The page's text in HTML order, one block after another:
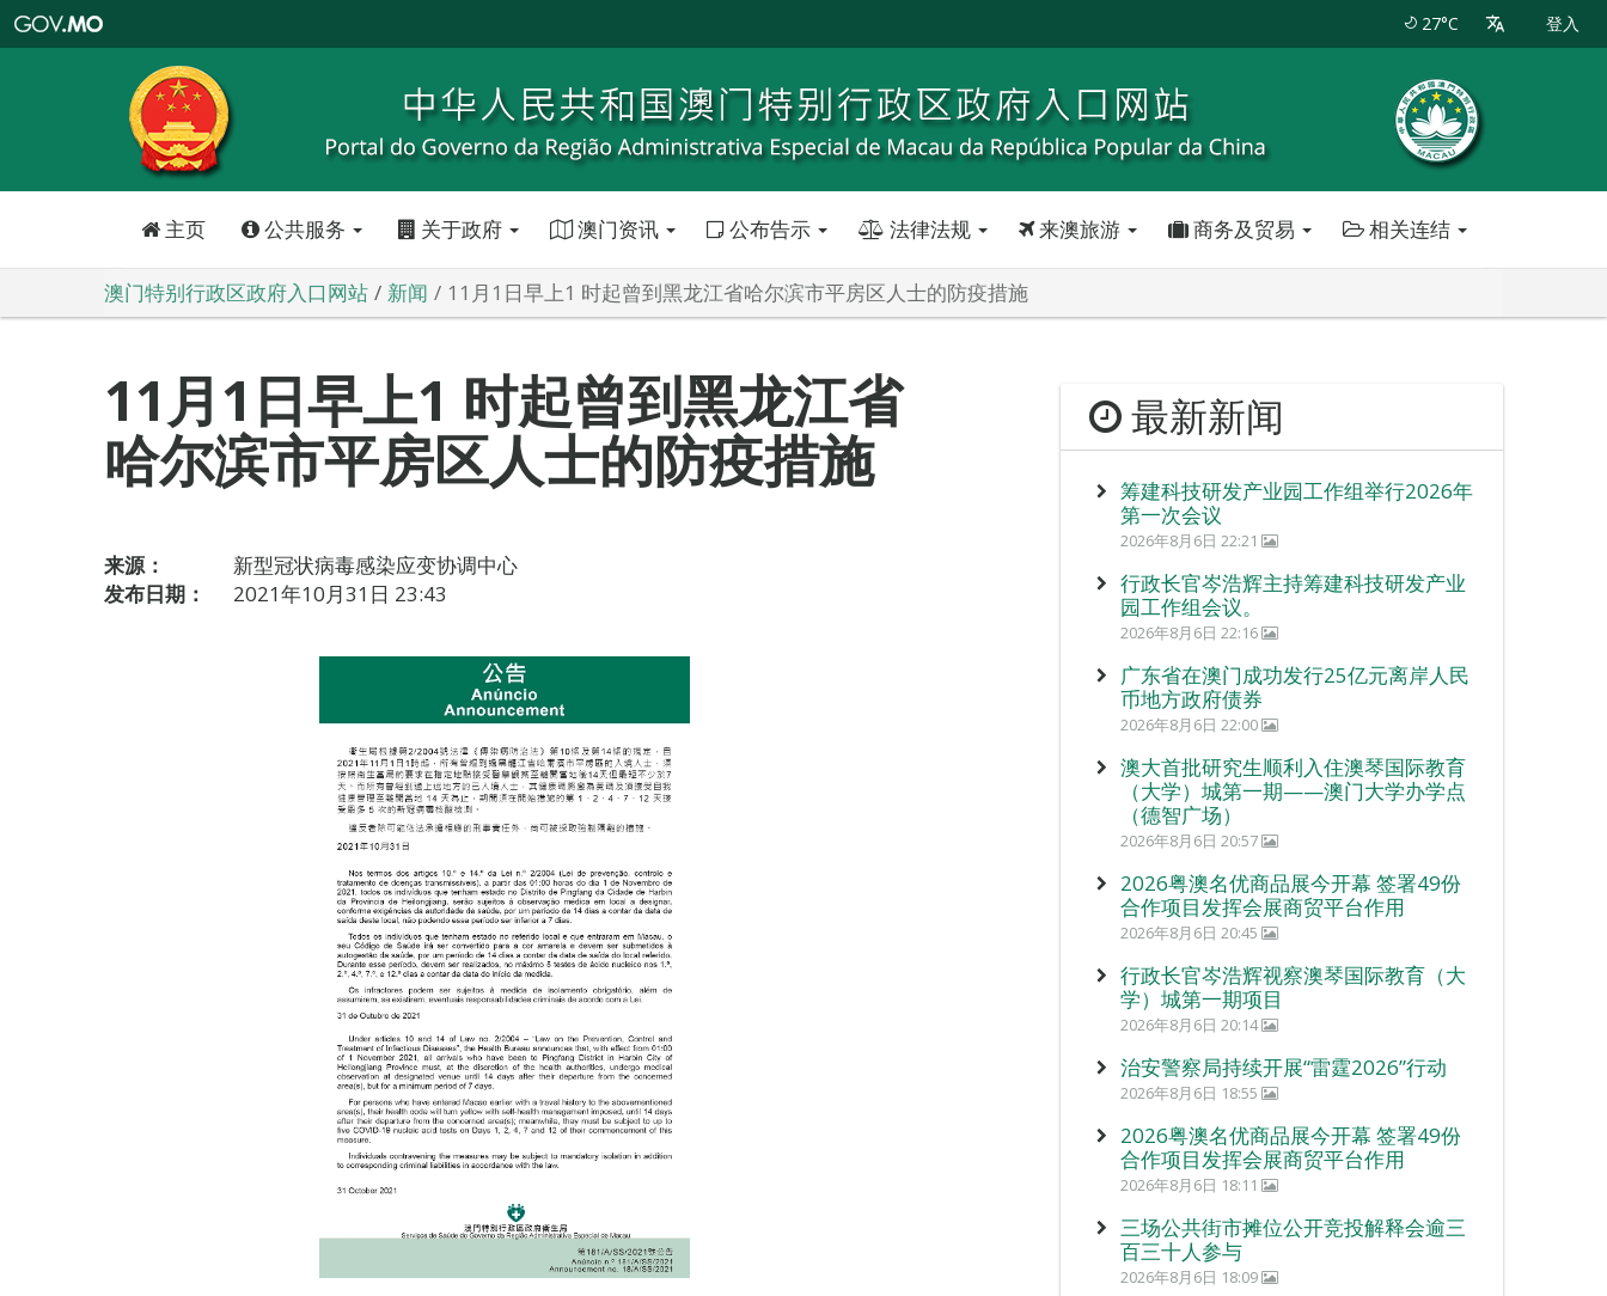
特
政
区
政
口
27°C 登入
主页 公共服务 关于政府 澳门资讯 公布告示 法律法规 来澳旅游 商务及贸易 相关连结
澳门特别行政区政府入口网站 新闻 11月1日早上1 时起曾到黑龙江省哈尔滨市平房区人士的防疫措施
11月1日早上1 时起曾到黑龙江省
哈尔滨市平房区人士的防疫措施
来源：
新型冠状病毒感染应变协调中心
发布日期：
2021年10月31日 23:43
最新新闻
筹建科技研发产业园工作组举行2026年
第一次会议
2026年8月6日 22:21
行政长官岑浩辉主持筹建科技研发产业
园工作组会议。
2026年8月6日 22:16
广东省在澳门成功发行25亿元离岸人民
币地方政府债券
2026年8月6日 22:00
澳大首批研究生顺利入住澳琴国际教育
（大学）城第一期——澳门大学办学点
（德智广场）
2026年8月6日 20:57
2026粤澳名优商品展今开幕 签署49份
合作项目发挥会展商贸平台作用
2026年8月6日 20:45
行政长官岑浩辉视察澳琴国际教育（大
学）城第一期项目
2026年8月6日 20:14
治安警察局持续开展“雷霆2026”行动
2026年8月6日 18:55
2026粤澳名优商品展今开幕 签署49份
合作项目发挥会展商贸平台作用
2026年8月6日 18:11
三场公共街市摊位公开竞投解释会逾三
百三十人参与
2026年8月6日 18:09